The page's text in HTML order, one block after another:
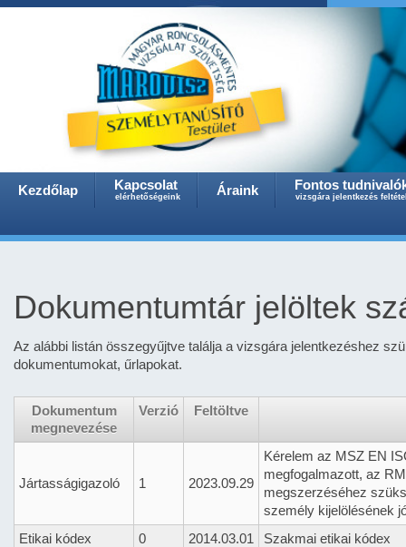
Kezdőlap Kapcsolat
elérhetőségeink Áraink Fontos
vizsgára jelentkezés
Dokumentumtár jelöltek
Az alábbi listán összegyűjtve találja a vizsgára jelentkezéshez
dokumentumokat, űrlapokat.
Dokumentum
megnevezése
Verzió Feltöltve
Jártasságigazoló 1 2023.09.29
Kérelem az MSZ EN
megfogalmazott, az
megszerzéséhez
személy kijelölésének
Etikai kódex
0 2014.03.01 Szakmai etikai kódex